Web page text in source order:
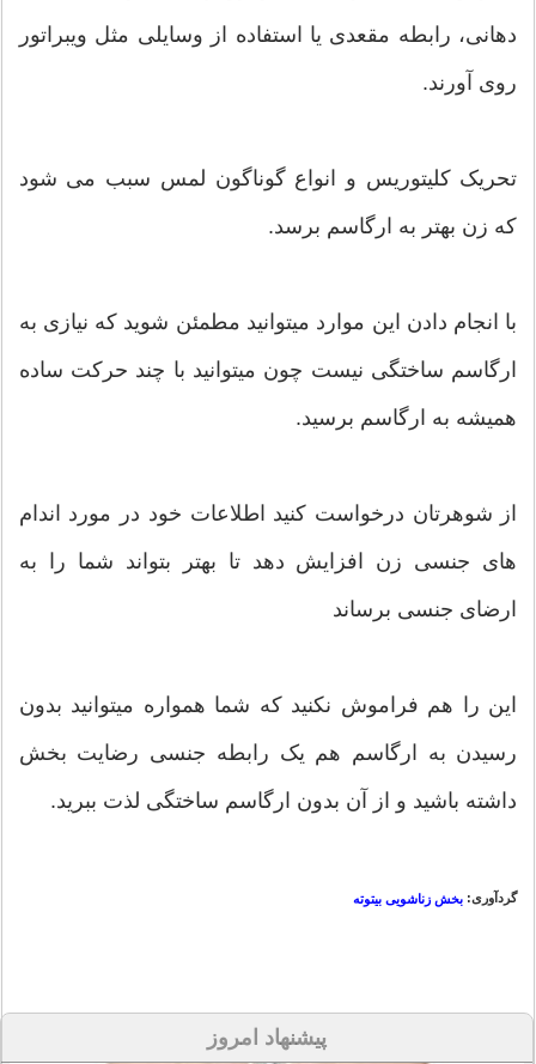
دهانی، رابطه مقعدی یا استفاده از وسایلی مثل ویبراتور
روی آورند.
تحریک کلیتوریس و انواع گوناگون لمس سبب می شود
که زن بهتر به ارگاسم برسد.
با انجام دادن این موارد میتوانید مطمئن شوید که نیازی به
ارگاسم ساختگی نیست چون میتوانید با چند حرکت ساده
همیشه به ارگاسم برسید.
از شوهرتان درخواست کنید اطلاعات خود در مورد اندام
های جنسی زن افزایش دهد تا بهتر بتواند شما را به
ارضای جنسی برساند
این را هم فراموش نکنید که شما همواره میتوانید بدون
رسیدن به ارگاسم هم یک رابطه جنسی رضایت بخش
داشته باشید و از آن بدون ارگاسم ساختگی لذت ببرید.
گردآوری: بخش زناشویی بیتوته
پیشنهاد امروز